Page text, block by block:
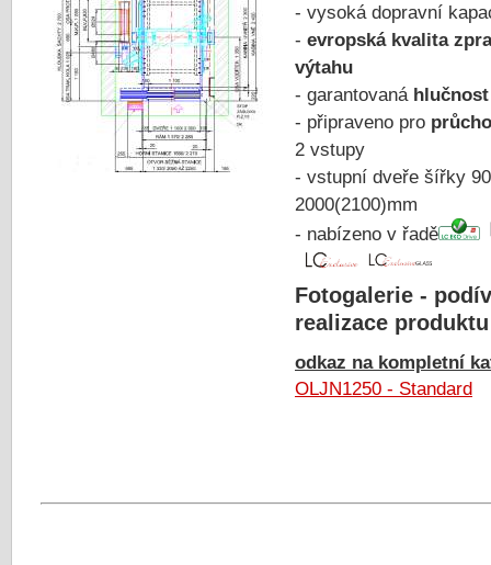
- vysoká dopravní
- evropská kvalita
výtahu
- garantovaná
- připraveno pro
2 vstupy
- vstupní dveře šířky
2000(2100)mm
- nabízeno v řadě
Fotogalerie -
realizace produktu
odkaz na kompletní
OLJN1250 - Standard